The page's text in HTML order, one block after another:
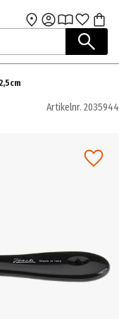
Artikelnr. 2035944